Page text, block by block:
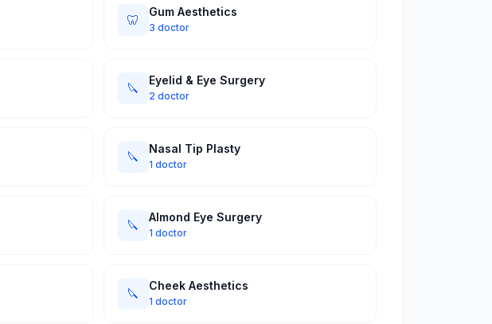
🦷
Gum Aesthetics
3 doctor
🔪
Eyelid & Eye Surgery
2 doctor
🔪
Nasal Tip Plasty
1 doctor
🔪
Almond Eye Surgery
1 doctor
🔪
Cheek Aesthetics
1 doctor